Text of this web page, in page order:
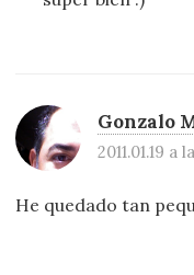
Gonzalo
2011.01.19 a
He quedado tan